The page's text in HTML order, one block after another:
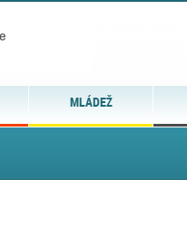
MLÁDEŽ